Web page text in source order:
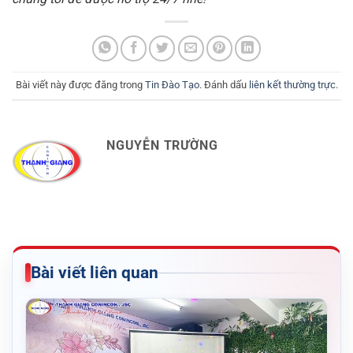
Bài viết này được đăng trong Tin Đào Tạo. Đánh dấu liên kết thường trực.
NGUYỄN TRƯỜNG
Bài viết liên quan